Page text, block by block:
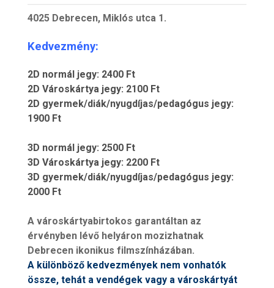
4025 Debrecen, Miklós utca 1.
Kedvezmény:
2D normál jegy: 2400 Ft
2D Városkártya jegy: 2100 Ft
2D gyermek/diák/nyugdíjas/pedagógus jegy:
1900 Ft
3D normál jegy: 2500 Ft
3D Városkártya jegy: 2200 Ft
3D gyermek/diák/nyugdíjas/pedagógus jegy:
2000 Ft
A városkártyabirtokos garantáltan az
érvényben lévő helyáron mozizhatnak
Debrecen ikonikus filmszínházában.
A különböző kedvezmények nem vonhatók
össze, tehát a vendégek vagy a városkártyát